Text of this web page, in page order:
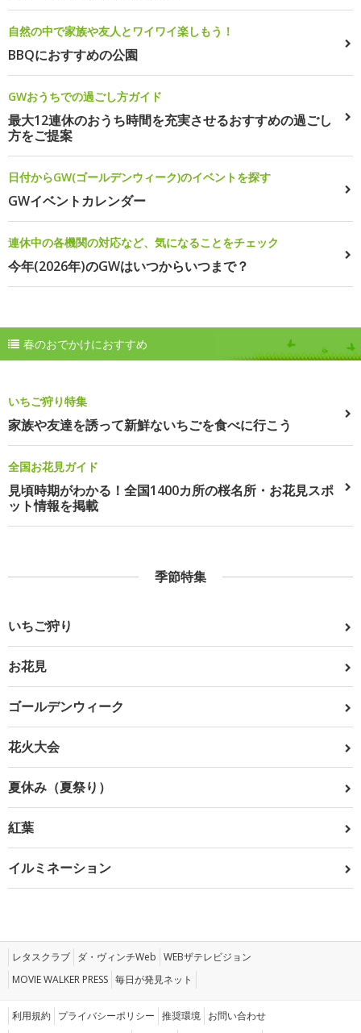
自然の中で家族や友人とワイワイ楽しもう！
BBQにおすすめの公園
GWおうちでの過ごし方ガイド
最大12連休のおうち時間を充実させるおすすめの過ごし
方をご提案
日付からGW(ゴールデンウィーク)のイベントを探す
GWイベントカレンダー
連休中の各機関の対応など、気になることをチェック
今年(2026年)のGWはいつからいつまで？
春のおでかけにおすすめ
いちご狩り特集
家族や友達を誘って新鮮ないちごを食べに行こう
全国お花見ガイド
見頃時期がわかる！全国1400カ所の桜名所・お花見スポ
ット情報を掲載
季節特集
いちご狩り
お花見
ゴールデンウィーク
花火大会
夏休み（夏祭り）
紅葉
イルミネーション
レタスクラブ ダ・ヴィンチWeb WEBザテレビジョン
MOVIE WALKER PRESS 毎日が発見ネット
利用規約 プライバシーポリシー 推奨環境 お問い合わせ